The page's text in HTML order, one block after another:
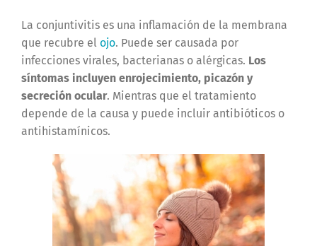
La conjuntivitis es una inflamación de la membrana
que recubre el ojo. Puede ser causada por
infecciones virales, bacterianas o alérgicas. Los
síntomas incluyen enrojecimiento, picazón y
secreción ocular. Mientras que el tratamiento
depende de la causa y puede incluir antibióticos o
antihistamínicos.